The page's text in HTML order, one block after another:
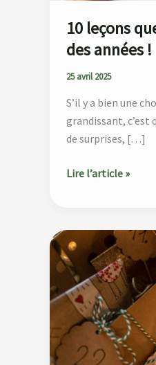
10 leçons
des années !
25 avril 2025
S’il y a bien une
grandissant, c’est
de surprises, […]
Lire l’article »
Comment
créer
un
calendrier
de
l’Avent
personnalisé ?